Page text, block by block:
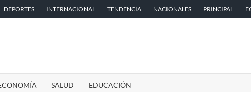
DEPORTES INTERNACIONAL TENDENCIA NACIONALES PRINCIPAL
SALUD EDUCACIÓN